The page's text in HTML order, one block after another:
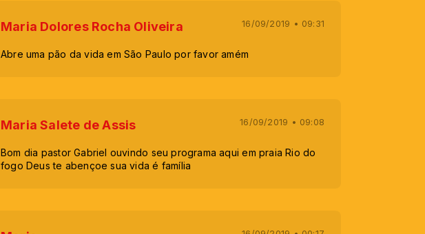
Maria Dolores Rocha Oliveira 16/09/2019 • 09:31
Abre uma pão da vida em São Paulo por favor amém
Maria Salete de Assis 16/09/2019 • 09:08
Bom dia pastor Gabriel ouvindo seu programa aqui em praia Rio do
fogo Deus te abençoe sua vida é família